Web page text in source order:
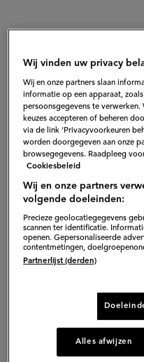
"Dit
Wij vinden uw privacy
Wij en onze partners slaan
informatie op een apparaat, zoals
persoonsgegevens te verwerken.
keuzes accepteren of beheren
via de link ‘Privacyvoorkeuren
worden doorgegeven aan onze
browsegegevens. Raadpleeg
Cookiesbeleid
Wij en onze partners
volgende doeleinden:
Precieze geolocatiegegevens
scannen ter identificatie.
openen. Gepersonaliseerde
contentmetingen,
Partnerlijst (derden)
Alles afwijzen